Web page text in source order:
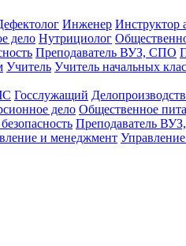
Инженер Инструктор
дело Нутрициолог
Преподаватель ВУЗ, СПО
Учитель Учитель начальных
Госслужащий
дело Общественное
Преподаватель
и менеджмент